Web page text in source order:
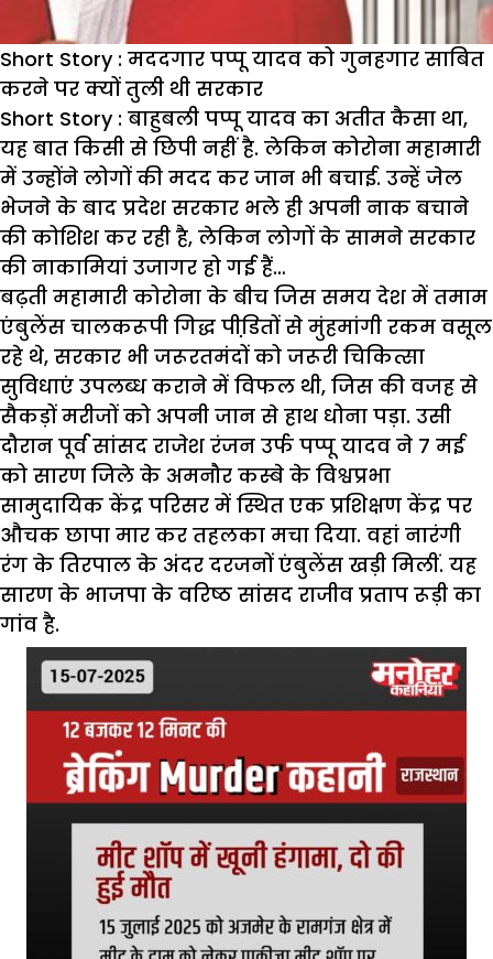
Short Story : मददगार पप्पू यादव को गुनहगार साबित
करने पर क्यों तुली थी सरकार
Short Story : बाहुबली पप्पू यादव का अतीत कैसा था,
यह बात किसी से छिपी नहीं है. लेकिन कोरोना महामारी
में उन्होंने लोगों की मदद कर जान भी बचाई. उन्हें जेल
भेजने के बाद प्रदेश सरकार भले ही अपनी नाक बचाने
की कोशिश कर रही है, लेकिन लोगों के सामने सरकार
की नाकामियां उजागर हो गई हैं…
बढ़ती महामारी कोरोना के बीच जिस समय देश में तमाम
एंबुलेंस चालकरूपी गिद्ध पीडि़तों से मुंहमांगी रकम वसूल
रहे थे, सरकार भी जरूरतमंदों को जरूरी चिकित्सा
सुविधाएं उपलब्ध कराने में विफल थी, जिस की वजह से
सैकड़ों मरीजों को अपनी जान से हाथ धोना पड़ा. उसी
दौरान पूर्व सांसद राजेश रंजन उर्फ पप्पू यादव ने 7 मई
को सारण जिले के अमनौर कस्बे के विश्वप्रभा
सामुदायिक केंद्र परिसर में स्थित एक प्रशिक्षण केंद्र पर
औचक छापा मार कर तहलका मचा दिया. वहां नारंगी
रंग के तिरपाल के अंदर दरजनों एंबुलेंस खड़ी मिलीं. यह
सारण के भाजपा के वरिष्ठ सांसद राजीव प्रताप रूड़ी का
गांव है.